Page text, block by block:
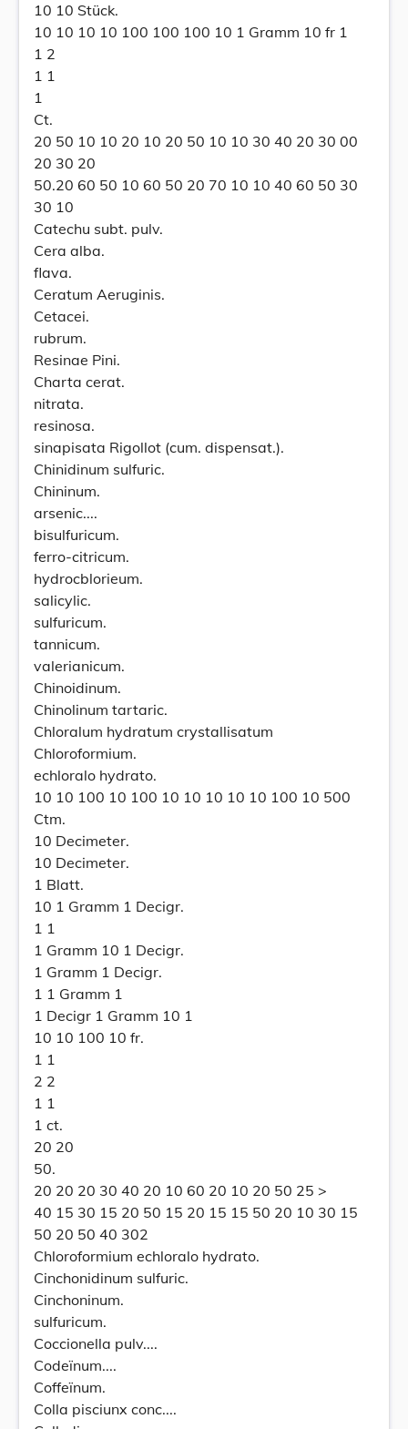
10 10 Stück.
10 10 10 10 100 100 100 10 1 Gramm 10 fr 1
1 2
1 1
1
Ct.
20 50 10 10 20 10 20 50 10 10 30 40 20 30 00
20 30 20
50.20 60 50 10 60 50 20 70 10 10 40 60 50 30
30 10
Catechu subt. pulv.
Cera alba.
flava.
Ceratum Aeruginis.
Cetacei.
rubrum.
Resinae Pini.
Charta cerat.
nitrata.
resinosa.
sinapisata Rigollot (cum. dispensat.).
Chinidinum sulfuric.
Chininum.
arsenic....
bisulfuricum.
ferro-citricum.
hydrocblorieum.
salicylic.
sulfuricum.
tannicum.
valerianicum.
Chinoidinum.
Chinolinum tartaric.
Chloralum hydratum crystallisatum
Chloroformium.
echloralo hydrato.
10 10 100 10 100 10 10 10 10 10 100 10 500
Ctm.
10 Decimeter.
10 Decimeter.
1 Blatt.
10 1 Gramm 1 Decigr.
1 1
1 Gramm 10 1 Decigr.
1 Gramm 1 Decigr.
1 1 Gramm 1
1 Decigr 1 Gramm 10 1
10 10 100 10 fr.
1 1
2 2
1 1
1 ct.
20 20
50.
20 20 20 30 40 20 10 60 20 10 20 50 25 >
40 15 30 15 20 50 15 20 15 15 50 20 10 30 15
50 20 50 40 302
Chloroformium echloralo hydrato.
Cinchonidinum sulfuric.
Cinchoninum.
sulfuricum.
Coccionella pulv....
Codeïnum....
Coffeïnum.
Colla pisciunx conc....